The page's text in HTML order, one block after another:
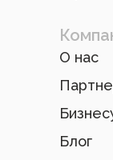
О нас
Блог